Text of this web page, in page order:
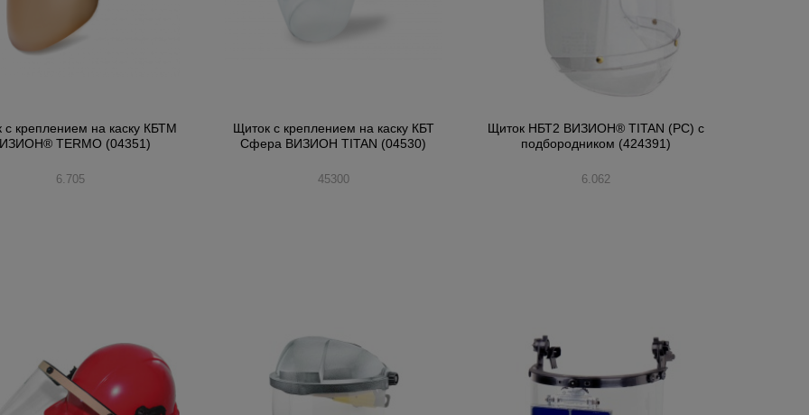
с креплением на каску КБТМ
TERMO (04351)
6.705
Щиток с креплением на каску КБТ
Сфера ВИЗИОН TITAN (04530)
45300
Щиток НБТ2 ВИЗИОН® TITAN (PC) с
подбородником (424391)
6.062